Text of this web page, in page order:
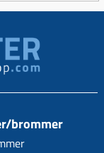
brommer